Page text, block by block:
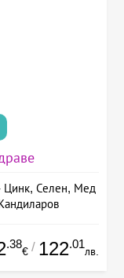
Цинк, Селен, Мед
.38
€ / 122.01
лв.